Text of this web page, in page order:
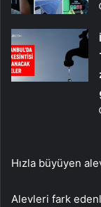
Hızla büyüyen
Alevleri fark